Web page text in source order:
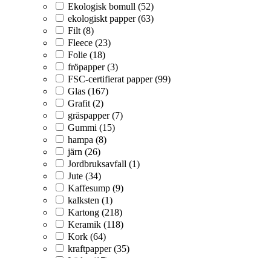
Ekologisk bomull (52)
ekologiskt papper (63)
Filt (8)
Fleece (23)
Folie (18)
fröpapper (3)
FSC-certifierat papper (99)
Glas (167)
Grafit (2)
gräspapper (7)
Gummi (15)
hampa (8)
järn (26)
Jordbruksavfall (1)
Jute (34)
Kaffesump (9)
kalksten (1)
Kartong (218)
Keramik (118)
Kork (64)
kraftpapper (35)